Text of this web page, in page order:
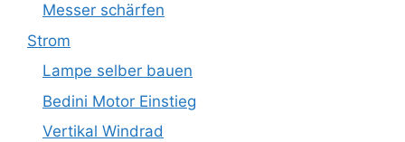
Messer schärfen
Strom
Lampe selber bauen
Bedini Motor Einstieg
Vertikal Windrad